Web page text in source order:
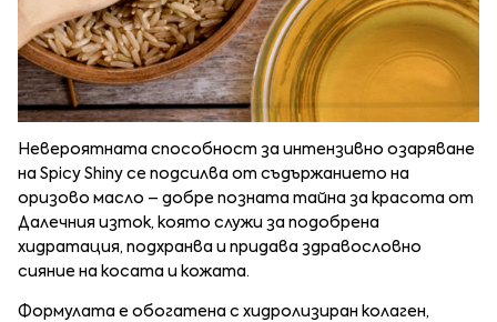
Невероятната способност за интензивно озаряване
на Spicy Shiny се подсилва от съдържанието на
оризово масло – добре позната тайна за красота от
Далечния изток, която служи за подобрена
хидратация, подхранва и придава здравословно
сияние на косата и кожата.
Формулата е обогатена с хидролизиран колаген,